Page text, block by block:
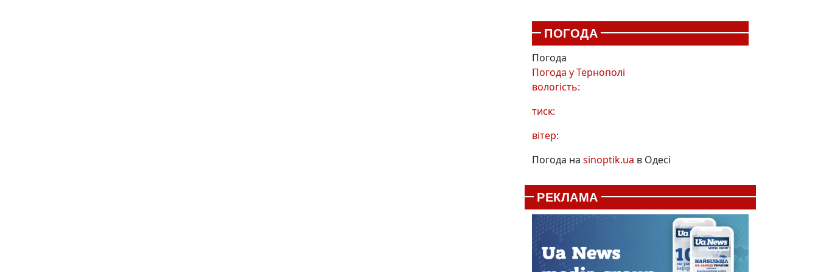
ПОГОДА
Погода
Погода уТернополі
вологість:
тиск:
вітер:
Погода на sinoptik.ua в Одесі
РЕКЛАМА